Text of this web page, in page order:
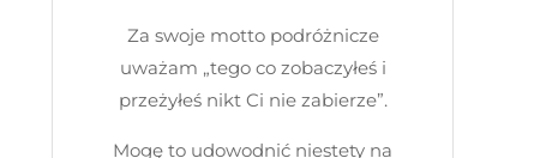
Za swoje motto podróżnicze
uważam „tego co zobaczyłeś i
przeżyłeś nikt Ci nie zabierze”.
Mogę to udowodnić niestety na